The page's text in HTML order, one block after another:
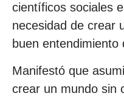
científicos sociales
necesidad de crear
buen entendimiento
Manifestó que
crear un mundo sin